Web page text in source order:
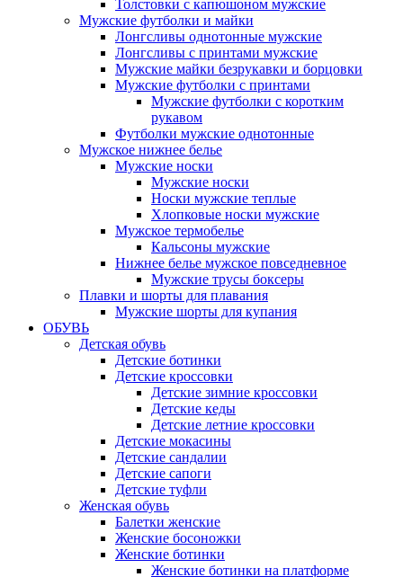
Толстовки с капюшоном мужские
Мужские футболки и майки
Лонгсливы однотонные мужские
Лонгсливы с принтами мужские
Мужские майки безрукавки и борцовки
Мужские футболки с принтами
Мужские футболки с коротким
рукавом
Футболки мужские однотонные
Мужское нижнее белье
Мужские носки
Мужские носки
Носки мужские теплые
Хлопковые носки мужские
Мужское термобелье
Кальсоны мужские
Нижнее белье мужское повседневное
Мужские трусы боксеры
Плавки и шорты для плавания
Мужские шорты для купания
ОБУВЬ
Детская обувь
Детские ботинки
Детские кроссовки
Детские зимние кроссовки
Детские кеды
Детские летние кроссовки
Детские мокасины
Детские сандалии
Детские сапоги
Детские туфли
Женская обувь
Балетки женские
Женские босоножки
Женские ботинки
Женские ботинки на платформе